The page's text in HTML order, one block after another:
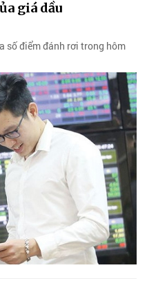
giá dầu
số điểm đánh rơi trong hôm